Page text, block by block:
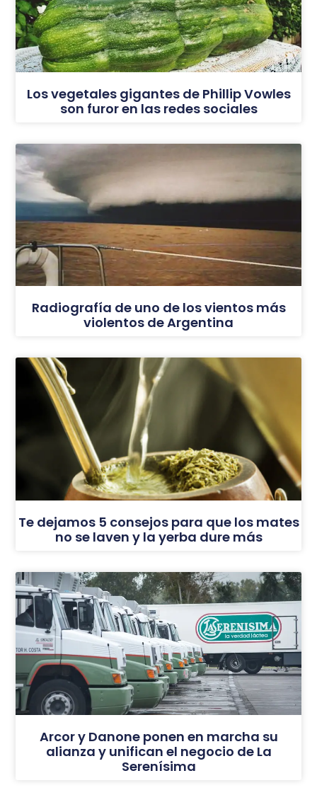
Los vegetales gigantes de Phillip Vowles
son furor en las redes sociales
Radiografía de uno de los vientos más
violentos de Argentina
Te dejamos 5 consejos para que los mates
no se laven y la yerba dure más
Arcor y Danone ponen en marcha su
alianza y unifican el negocio de La
Serenísima